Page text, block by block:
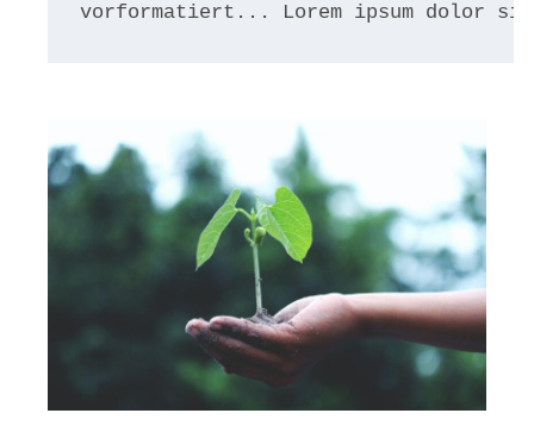
vorformatiert... Lorem ipsum dolor